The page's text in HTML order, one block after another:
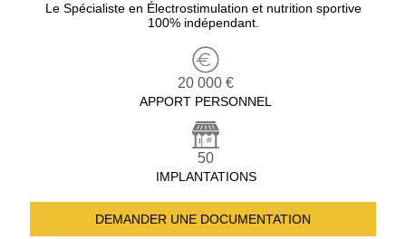
Le Spécialiste en Électrostimulation et nutrition sportive
100% indépendant.
20 000 €
APPORT PERSONNEL
50
IMPLANTATIONS
DEMANDER UNE DOCUMENTATION